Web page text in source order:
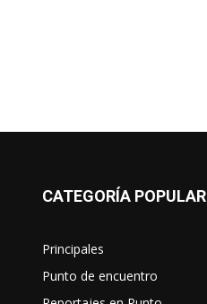
CATEGORÍA POPULAR
Principales
Punto de encuentro